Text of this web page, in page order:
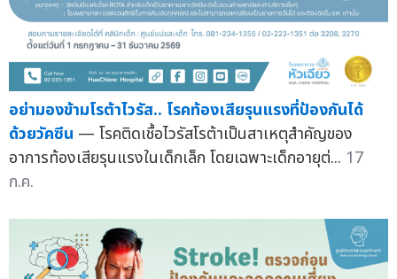
อย่ามองข้ามโรต้าไวรัส.. โรคท้องเสียรุนแรงที่ป้องกันได้
ด้วยวัคซีน — โรคติดเชื้อไวรัสโรต้าเป็นสาเหตุสำคัญของ
อาการท้องเสียรุนแรงในเด็กเล็ก โดยเฉพาะเด็กอายุต่... 17
ก.ค.